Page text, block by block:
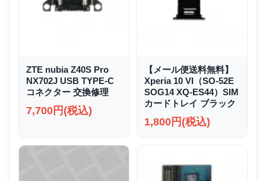
ZTE nubia Z40S Pro
NX702J USB TYPE-C
コネクター 交換修理
7,700円(税込)
【メール便送料無料】
Xperia 10 VI（SO-52E
SOG14 XQ-ES44）SIM
カードトレイ ブラック
1,800円(税込)